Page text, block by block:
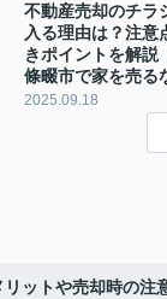
不動産売却のチラ
入る理由は？注意
きポイントを解説
條畷市で家を売る
2025.09.18
ットや売却時の注